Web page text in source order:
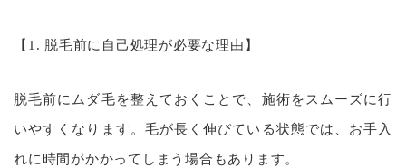
【1. 脱毛前に自己処理が必要な理由】
脱毛前にムダ毛を整えておくことで、施術をスムーズに行
いやすくなります。毛が長く伸びている状態では、お手入
れに時間がかかってしまう場合もあります。